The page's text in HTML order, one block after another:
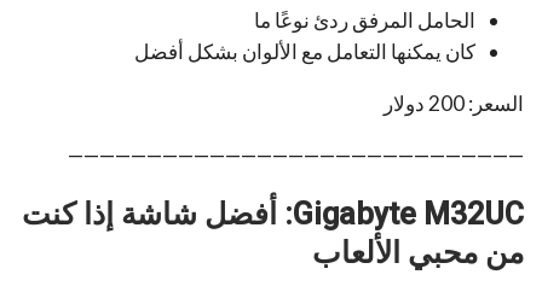
الحامل المرفق ردئ نوعًا ما
كان يمكنها التعامل مع الألوان بشكل أفضل
السعر: 200 دولار
—————————————————————————————
Gigabyte M32UC: أفضل شاشة إذا كنت
من محبي الألعاب